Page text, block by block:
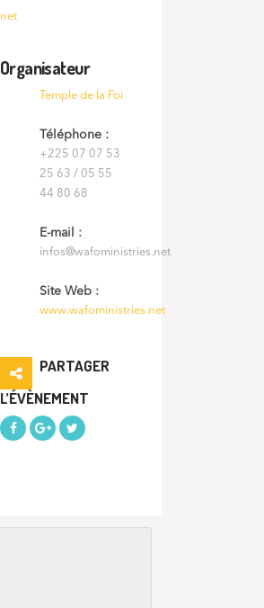
net
Organisateur
Temple de la Foi
Téléphone :
+225 07 07 53
25 63 / 05 55
44 80 68
E-mail :
infos@wafoministries.net
Site Web :
www.wafoministries.net
PARTAGER
L’ÉVÈNEMENT